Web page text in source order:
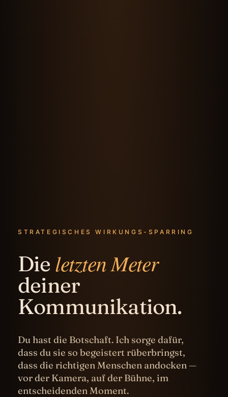
STRATEGISCHES WIRKUNGS-SPARRING
Die letzten Meter
deiner
Kommunikation.
Du hast die Botschaft. Ich sorge dafür,
dass du sie so begeistert rüberbringst,
dass die richtigen Menschen andocken —
vor der Kamera, auf der Bühne, im
entscheidenden Moment.